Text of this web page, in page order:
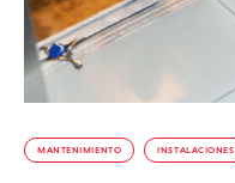
MANTENIMIENTO INSTALACIONES